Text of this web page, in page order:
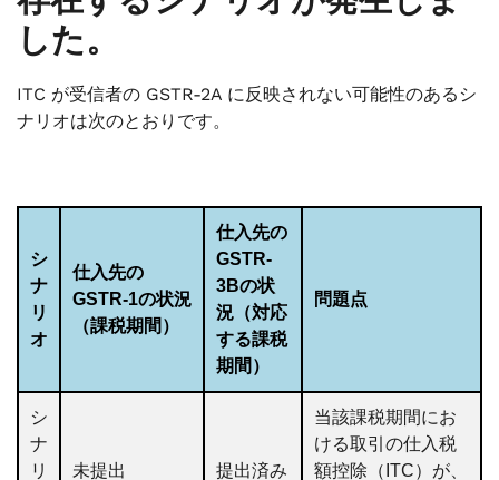
した。
ITC が受信者の GSTR-2A に反映されない可能性のあるシ
ナリオは次のとおりです。
シ
ナ
リ
オ
仕入先の
GSTR-1の状況
（課税期間）
仕入先の
GSTR-
3Bの状
況（対応
する課税
期間）
問題点
シ
ナ
リ
未提出 提出済み
当該課税期間にお
ける取引の仕入税
額控除（ITC）が、